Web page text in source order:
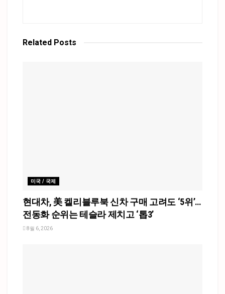
Related Posts
미국 / 국제
현대차, 美 켈리블루북 신차 구매 고려도 ‘5위’…
전동화 순위는 테슬라 제치고 ‘톱3’
8월 6, 2026